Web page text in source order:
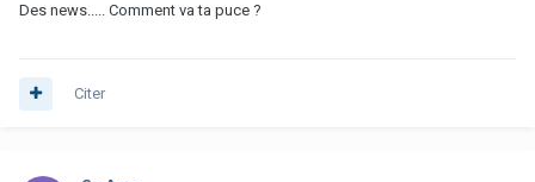
Des news..... Comment va ta puce ?
Citer